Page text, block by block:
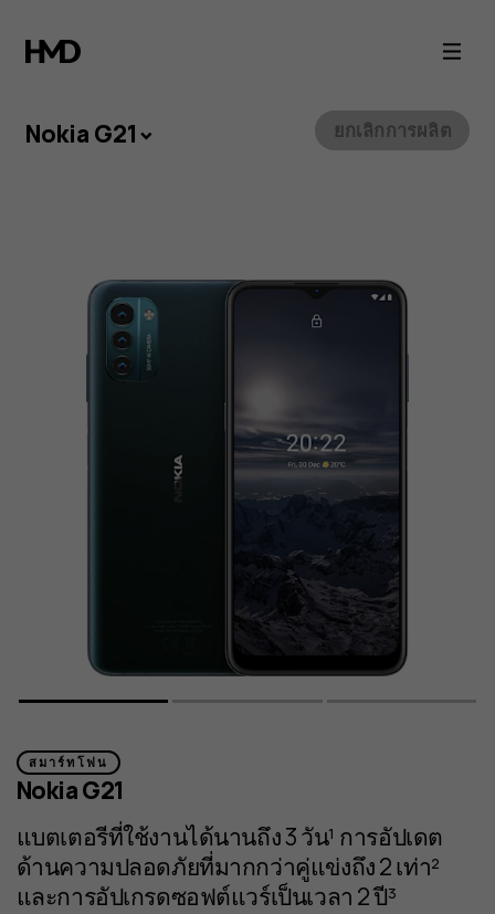
สมา
ร์ท
โฟน
G21
Nokia G21 ยกเลิกการผลิต
สมาร์ทโฟน
Nokia G21
แบตเตอรีที่ใช้งานได้นานถึง 3 วัน¹ การอัปเดต
ด้านความปลอดภัยที่มากกว่าคู่แข่งถึง 2 เท่า²
และการอัปเกรดซอฟต์แวร์เป็นเวลา 2 ปี³